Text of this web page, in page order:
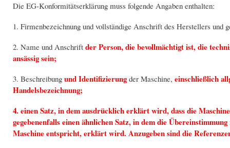
Die EG-Konformitätserklärung muss folgende Angaben enthalten:
1. Firmenbezeichnung und vollständige Anschrift des Herstellers und
2. Name und Anschrift der Person, die bevollmächtigt ist, die
ansässig sein;
3. Beschreibung und Identifizierungder Maschine, einschließlich
Handelsbezeichnung;
4. einen Satz, in dem ausdrücklich erklärt wird, dass die
gegebenenfalls einen ähnlichen Satz, in dem die
Maschine entspricht, erklärt wird. Anzugeben sind die